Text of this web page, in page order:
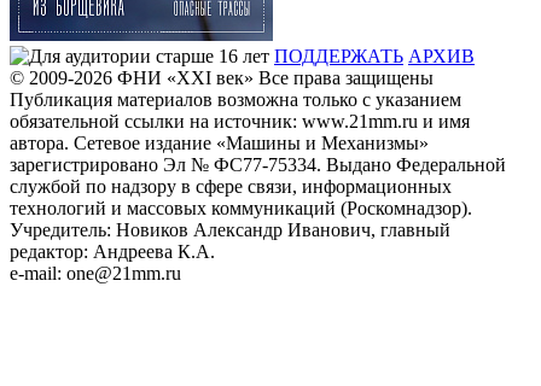
ПОДДЕРЖАТЬ АРХИВ
© 2009-2026 ФHИ «XXI век» Все права защищены
Публикация материалов возможна только с указанием
обязательной ссылки на источник: www.21mm.ru и имя
автора. Сетевое издание «Машины и Механизмы»
зарегистрировано Эл № ФС77-75334. Выдано Федеральной
службой по надзору в сфере связи, информационных
технологий и массовых коммуникаций (Роскомнадзор).
Учредитель: Новиков Александр Иванович, главный
редактор: Андреева К.А.
e-mail: one@21mm.ru